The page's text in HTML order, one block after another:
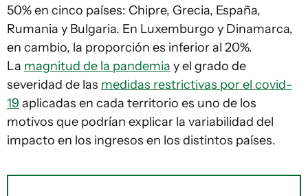
50% en cinco países: Chipre, Grecia, España,
Rumania y Bulgaria. En Luxemburgo y Dinamarca,
en cambio, la proporción es inferior al 20%.
La magnitud de la pandemia y el grado de
severidad de las medidas restrictivas por el covid-
19 aplicadas en cada territorio es uno de los
motivos que podrían explicar la variabilidad del
impacto en los ingresos en los distintos países.